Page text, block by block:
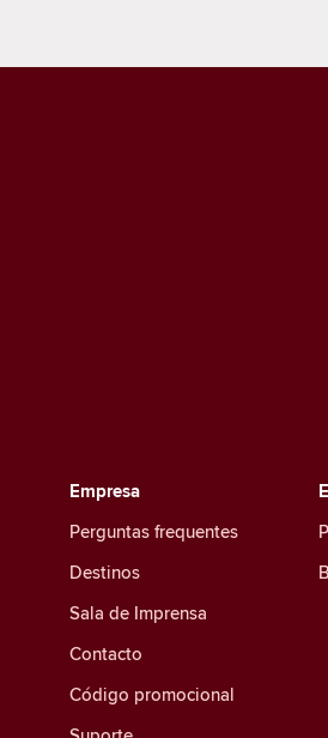
Empresa
Perguntas frequentes
Destinos
Sala de Imprensa
Contacto
Código promocional